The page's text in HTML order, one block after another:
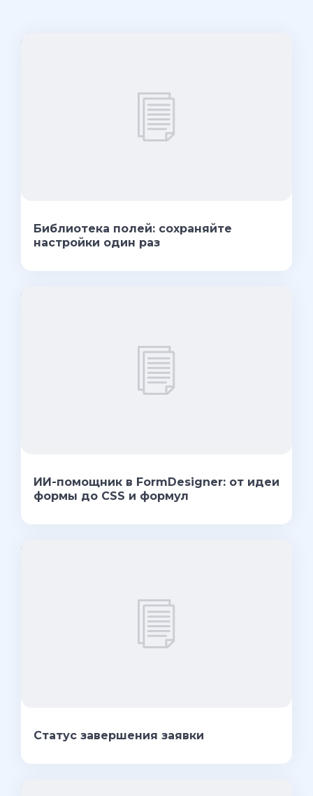
Библиотека полей: сохраняйте
настройки один раз
ИИ-помощник в FormDesigner: от идеи
формы до CSS и формул
Статус завершения заявки